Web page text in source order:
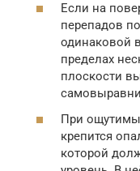
Если на
перепадов
одинаковой
пределах
плоскости
При
крепится
которой